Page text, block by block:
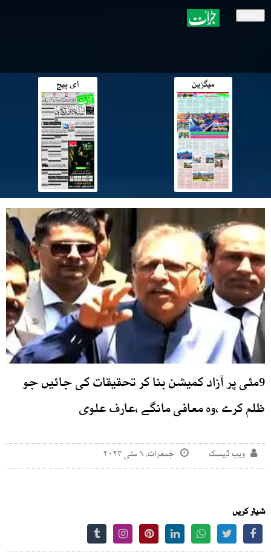
میگزین ای پیج
9مئی پر آزاد کمیشن بنا کر تحقیقات کی جائیں جو
ظلم کرے ،وہ معافی مانگے ،عارف علوی
ویب ڈیسک جمعرات, ۹ مئی ۲۰۲۴
شیئر کریں